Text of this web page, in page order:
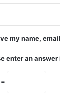
my name,
enter an